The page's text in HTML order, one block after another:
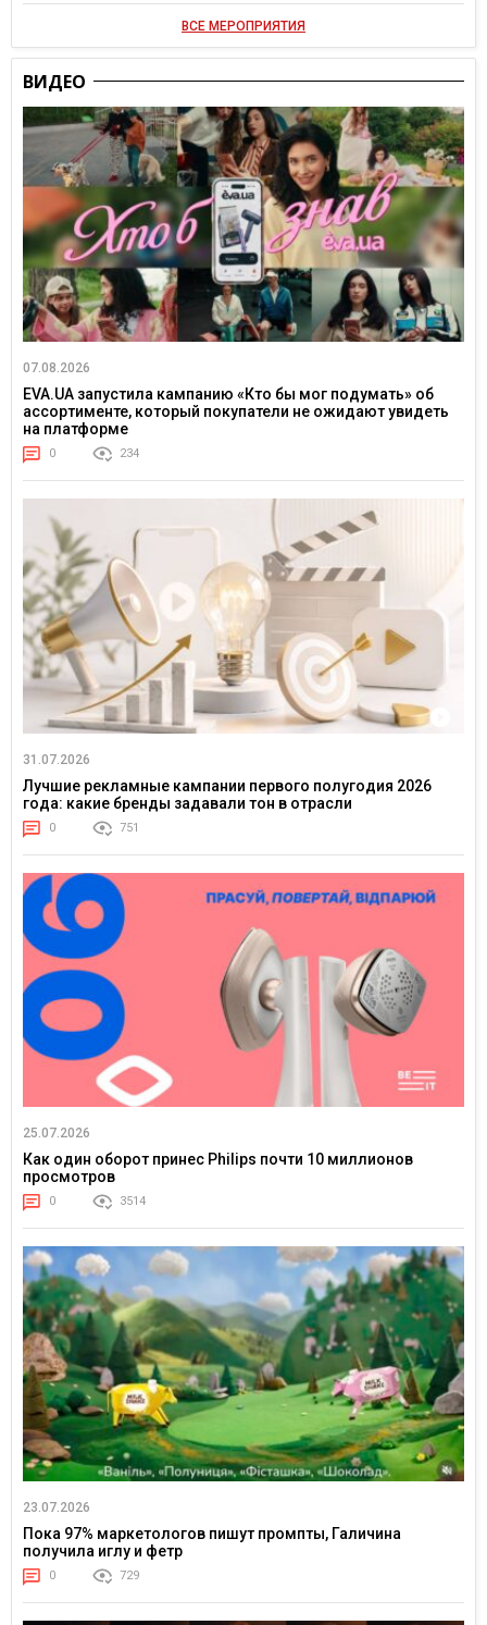
ВСЕ МЕРОПРИЯТИЯ
ВИДЕО
07.08.2026
EVA.UA запустила кампанию «Кто бы мог подумать» об
ассортименте, который покупатели не ожидают увидеть
на платформе
0 234
31.07.2026
Лучшие рекламные кампании первого полугодия 2026
года: какие бренды задавали тон в отрасли
0 751
25.07.2026
Как один оборот принес Philips почти 10 миллионов
просмотров
0 3514
23.07.2026
Пока 97% маркетологов пишут промпты, Галичина
получила иглу и фетр
0 729